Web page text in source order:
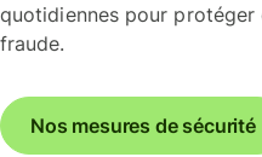
quotidiennes pour
fraude.
Nos mesures de sécurité